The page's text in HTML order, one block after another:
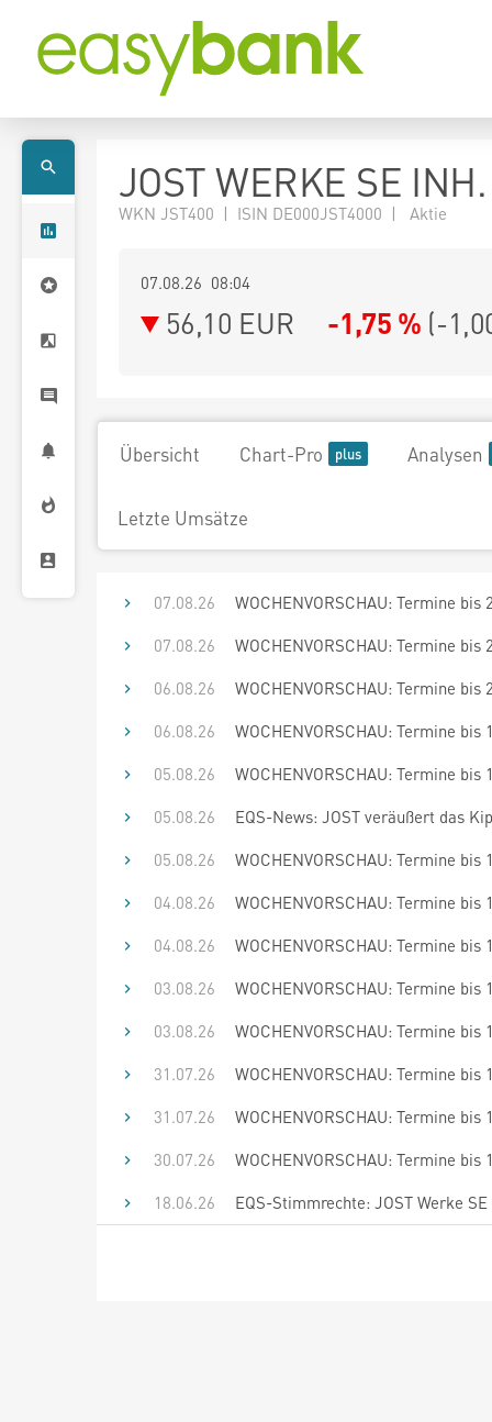
JOST WERKE SE
WKN JST400 | ISIN DE000JST4000 | Aktie
07.08.26 08:04
56,10 EUR -1,75 % (-
Übersicht Chart-Pro Analysen
Letzte Umsätze
07.08.26
WOCHENVORSCHAU: Termine bis
07.08.26
WOCHENVORSCHAU: Termine bis
06.08.26
WOCHENVORSCHAU: Termine bis
06.08.26
WOCHENVORSCHAU: Termine bis
05.08.26
WOCHENVORSCHAU: Termine bis
05.08.26
EQS-News: JOST veräußert das
05.08.26
WOCHENVORSCHAU: Termine bis
04.08.26
WOCHENVORSCHAU: Termine bis
04.08.26
WOCHENVORSCHAU: Termine bis
03.08.26
WOCHENVORSCHAU: Termine bis
03.08.26
WOCHENVORSCHAU: Termine bis
31.07.26
WOCHENVORSCHAU: Termine bis
31.07.26
WOCHENVORSCHAU: Termine bis
30.07.26
WOCHENVORSCHAU: Termine bis
18.06.26
EQS-Stimmrechte: JOST Werke SE